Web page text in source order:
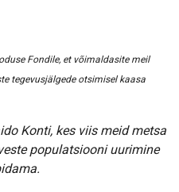
Fondile, et võimaldasite meil
tegevusjälgede otsimisel kaasa
Konti, kes viis meid metsa
populatsiooni uurimine